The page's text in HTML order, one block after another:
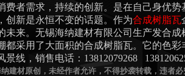
费者需求，持续的创新。是在自己身优
创新是永恒不变的话题。作为合成树脂瓦
未来。无锡海纳建材有限公司生产发合
都采用了大面积的合成树脂瓦。它的色
景线，销售电话：13812079268
建材原创，未经作者允许，不得抄袭转载，违者